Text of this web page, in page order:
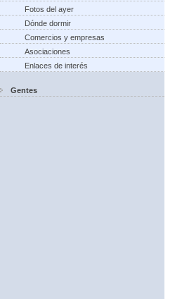
Fotos del ayer
Dónde dormir
Comercios y empresas
Asociaciones
Enlaces de interés
Gentes